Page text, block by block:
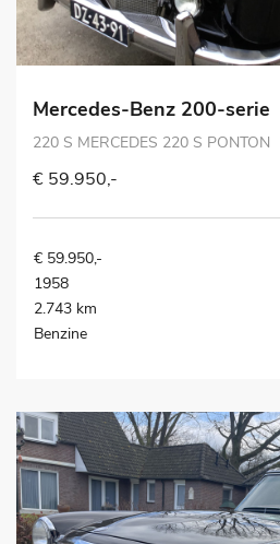
Mercedes-Benz 200-serie
220 S MERCEDES 220 S PONTON
€ 59.950,-
€ 59.950,-
1958
2.743 km
Benzine